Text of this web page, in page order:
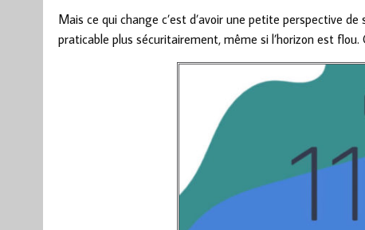
Mais ce qui change c’est d’avoir une petite perspective
praticable plus sécuritairement, même si l’horizon est